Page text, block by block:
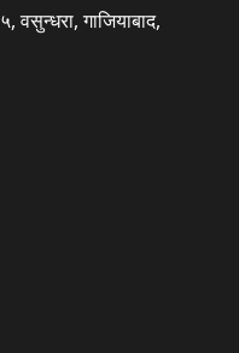
गाजियाबाद,